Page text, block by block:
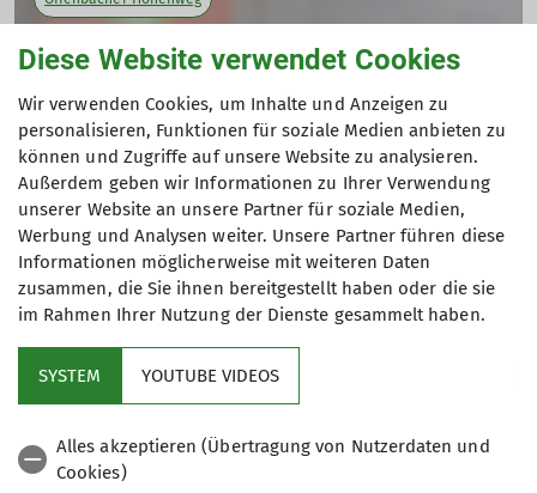
Gipfelbuch am Offenbacher Höhenweg
25.07.2022
Wer auf dem Offenbacher Höhenweg unterwegs ist, kann
sich ab der diesjährigen Wandersaison am Gipfel des
Wurmtaler Kopfs in einem Gipfelbuch eintragen. Auf
3228m Höhe wartet es auf Berichte über schöne Touren
und Erlebnisse.
Pünktlich zum Saisonstart hat es der Wegewart beim
ersten Kontrollgang des Jahres am höchsten Punkt des
touristischen Erstbesteigung des Berges in 1902.
Der Panorama-Ausblick vom Gipfel auf die
Gletscherlandschaft der Wildspitze ist phänomenal wie
immer, vielleicht motiviert die Möglichkeit, sich nun
Andere Themen
Bergsport Bergsteigen Familie Familiengruppe
Fitness Jugend Jugend Klettern Klimaschutz
Mitgliederversammlung Natur News Wandern
Diese Website verwendet Cookies
Wir verwenden Cookies, um Inhalte und Anzeigen zu
personalisieren, Funktionen für soziale Medien anbieten zu
können und Zugriffe auf unsere Website zu analysieren.
Außerdem geben wir Informationen zu Ihrer Verwendung
unserer Website an unsere Partner für soziale Medien,
Werbung und Analysen weiter. Unsere Partner führen diese
Informationen möglicherweise mit weiteren Daten
zusammen, die Sie ihnen bereitgestellt haben oder die sie
im Rahmen Ihrer Nutzung der Dienste gesammelt haben.
SYSTEM YOUTUBE VIDEOS
Alles akzeptieren (Übertragung von Nutzerdaten und
Cookies)